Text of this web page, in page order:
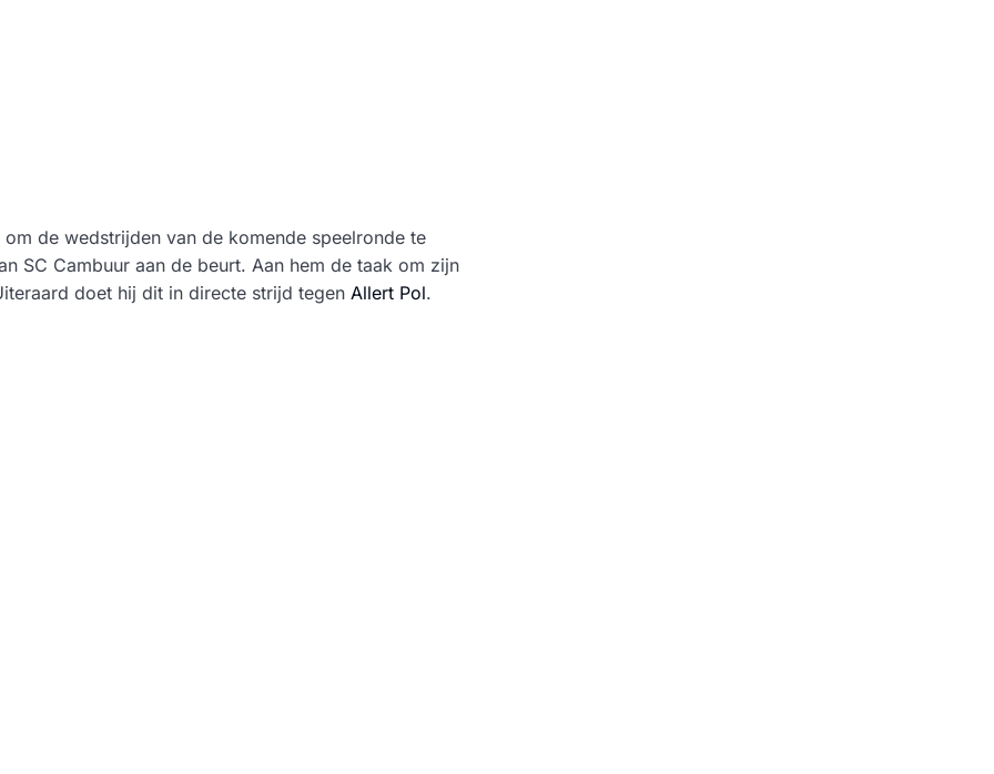
de wedstrijden van de komende speelronde te
SC Cambuur aan de beurt. Aan hem de taak om zijn
doet hij dit in directe strijd tegen Allert Pol.